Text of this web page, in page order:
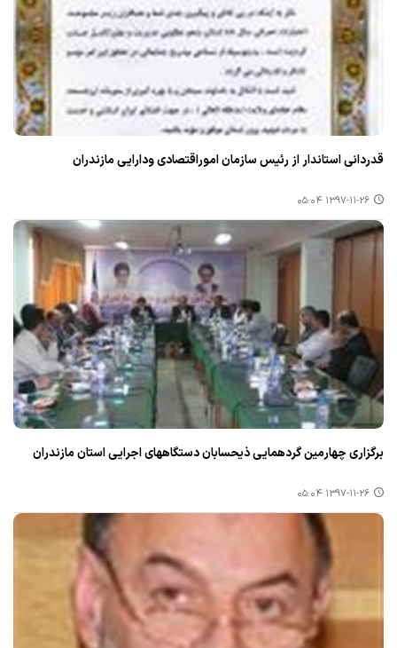
قدردانی استاندار از رئیس سازمان اموراقتصادی ودارایی مازندران
۱۳۹۷-۱۱-۲۶ ۰۵:۰۴
برگزاری چهارمین گردهمایی ذیحسابان دستگاههای اجرایی استان مازندران
۱۳۹۷-۱۱-۲۶ ۰۵:۰۴